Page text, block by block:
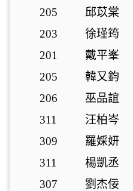
205
邱苡棠
203
徐瑾筠
201
戴平峯
205
韓又鈞
206
巫品誼
311
汪柏岑
309
羅婇妍
311
楊凱丞
307
劉杰佞